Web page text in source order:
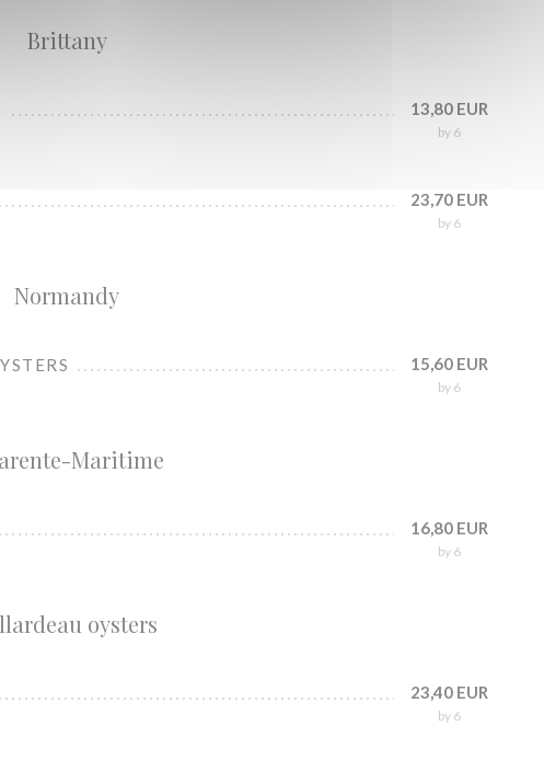
Brittany
13,80 EUR
by 6
23,70 EUR
by 6
Normandy
15,60 EUR
by 6
Maritime
16,80 EUR
by 6
oysters
23,40 EUR
by 6